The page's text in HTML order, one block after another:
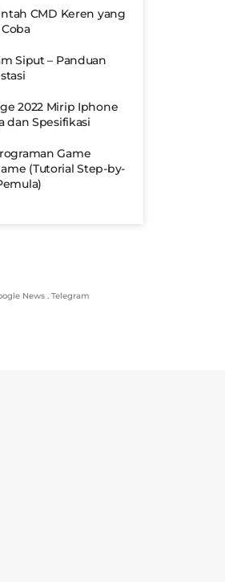
CMD Keren yang
Siput – Panduan
2022 Mirip Iphone
dan Spesifikasi
Game
(Tutorial Step-by-
News . Telegram